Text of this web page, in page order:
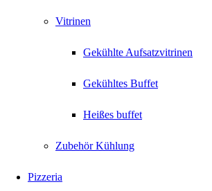
Vitrinen
Gekühlte Aufsatzvitrinen
Gekühltes Buffet
Heißes buffet
Zubehör Kühlung
Pizzeria